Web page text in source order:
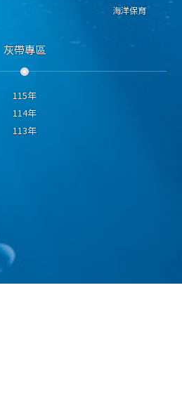
海洋保育
灰帶專區
115年
114年
113年